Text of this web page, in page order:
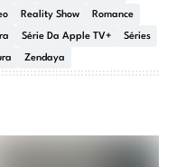
Reality Show Romance
Série Da Apple TV+ Séries
Zendaya